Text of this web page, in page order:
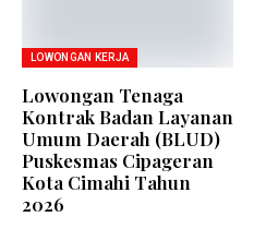
LOWONGAN KERJA
Lowongan Tenaga
Kontrak Badan Layanan
Umum Daerah (BLUD)
Puskesmas Cipageran
Kota Cimahi Tahun
2026